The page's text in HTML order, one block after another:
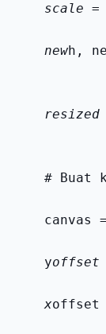
scale =
    new
h,
resized
# Buat
canvas
    y
offset
    x
offset